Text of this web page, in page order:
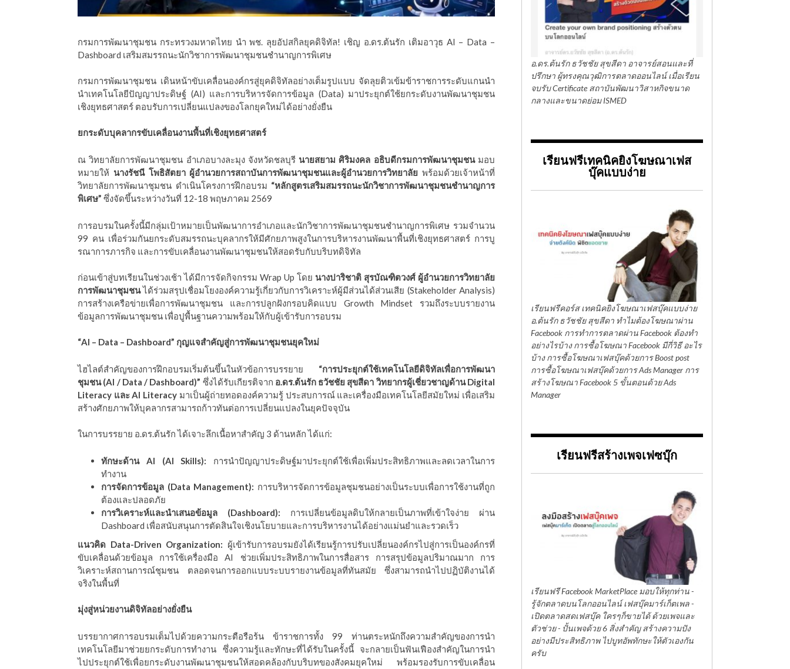
กรมการพัฒนาชุมชน กระทรวงมหาดไทย นำ พช. ลุยอัปสกิลยุคดิจิทัล! เชิญ อ.ดร.ต้นรัก เติมอาวุธ AI – Data –
Dashboard เสริมสมรรถนะนักวิชาการพัฒนาชุมชนชำนาญการพิเศษ
กรมการพัฒนาชุมชน เดินหน้าขับเคลื่อนองค์กรสู่ยุคดิจิทัลอย่างเต็มรูปแบบ จัดลุยติวเข้มข้าราชการระดับแกนนำ
นำเทคโนโลยีปัญญาประดิษฐ์ (AI) และการบริหารจัดการข้อมูล (Data) มาประยุกต์ใช้ยกระดับงานพัฒนาชุมชน
เชิงยุทธศาสตร์ ตอบรับการเปลี่ยนแปลงของโลกยุคใหม่ได้อย่างยั่งยืน
ยกระดับบุคลากรขับเคลื่อนงานพื้นที่เชิงยุทธศาสตร์
ณ วิทยาลัยการพัฒนาชุมชน อำเภอบางละมุง จังหวัดชลบุรี นายสยาม ศิริมงคล อธิบดีกรมการพัฒนาชุมชนมอบ
หมายให้ นางรัชนี โพธิสัตยา ผู้อำนวยการสถาบันการพัฒนาชุมชนและผู้อำนวยการวิทยาลัย พร้อมด้วยเจ้าหน้าที่
วิทยาลัยการพัฒนาชุมชน ดำเนินโครงการฝึกอบรม “หลักสูตรเสริมสมรรถนะนักวิชาการพัฒนาชุมชนชำนาญการ
พิเศษ” ซึ่งจัดขึ้นระหว่างวันที่ 12-18 พฤษภาคม 2569
การอบรมในครั้งนี้มีกลุ่มเป้าหมายเป็นพัฒนาการอำเภอและนักวิชาการพัฒนาชุมชนชำนาญการพิเศษ รวมจำนวน
99 คน เพื่อร่วมกันยกระดับสมรรถนะบุคลากรให้มีศักยภาพสูงในการบริหารงานพัฒนาพื้นที่เชิงยุทธศาสตร์ การบู
รณาการภารกิจ และการขับเคลื่อนงานพัฒนาชุมชนให้สอดรับกับบริบทดิจิทัล
ก่อนเข้าสู่บทเรียนในช่วงเช้า ได้มีการจัดกิจกรรม Wrap Up โดย นางปาริชาติ สุรบัณฑิตวงศ์ ผู้อำนวยการวิทยาลัย
การพัฒนาชุมชนได้ร่วมสรุปเชื่อมโยงองค์ความรู้เกี่ยวกับการวิเคราะห์ผู้มีส่วนได้ส่วนเสีย (Stakeholder Analysis)
การสร้างเครือข่ายเพื่อการพัฒนาชุมชน และการปลูกฝังกรอบคิดแบบ Growth Mindset รวมถึงระบบรายงาน
ข้อมูลการพัฒนาชุมชน เพื่อปูพื้นฐานความพร้อมให้กับผู้เข้ารับการอบรม
“AI – Data – Dashboard” กุญแจสำคัญสู่การพัฒนาชุมชนยุคใหม่
ไฮไลต์สำคัญของการฝึกอบรมเริ่มต้นขึ้นในหัวข้อการบรรยาย “การประยุกต์ใช้เทคโนโลยีดิจิทัลเพื่อการพัฒนา
ชุมชน (AI / Data / Dashboard)” ซึ่งได้รับเกียรติจาก อ.ดร.ต้นรัก ธวัชชัย สุขสีดา วิทยากรผู้เชี่ยวชาญด้าน Digital
Literacy และ AI Literacy มาเป็นผู้ถ่ายทอดองค์ความรู้ ประสบการณ์ และเครื่องมือเทคโนโลยีสมัยใหม่ เพื่อเสริม
สร้างศักยภาพให้บุคลากรสามารถก้าวทันต่อการเปลี่ยนแปลงในยุคปัจจุบัน
ในการบรรยาย อ.ดร.ต้นรัก ได้เจาะลึกเนื้อหาสำคัญ 3 ด้านหลัก ได้แก่:
ทักษะด้าน AI (AI Skills): การนำปัญญาประดิษฐ์มาประยุกต์ใช้เพื่อเพิ่มประสิทธิภาพและลดเวลาในการ
ทำงาน
การจัดการข้อมูล (Data Management): การบริหารจัดการข้อมูลชุมชนอย่างเป็นระบบเพื่อการใช้งานที่ถูก
ต้องและปลอดภัย
การวิเคราะห์และนำเสนอข้อมูล (Dashboard): การเปลี่ยนข้อมูลดิบให้กลายเป็นภาพที่เข้าใจง่าย ผ่าน
Dashboard เพื่อสนับสนุนการตัดสินใจเชิงนโยบายและการบริหารงานได้อย่างแม่นยำและรวดเร็ว
แนวคิด Data-Driven Organization: ผู้เข้ารับการอบรมยังได้เรียนรู้การปรับเปลี่ยนองค์กรไปสู่การเป็นองค์กรที่
ขับเคลื่อนด้วยข้อมูล การใช้เครื่องมือ AI ช่วยเพิ่มประสิทธิภาพในการสื่อสาร การสรุปข้อมูลปริมาณมาก การ
วิเคราะห์สถานการณ์ชุมชน ตลอดจนการออกแบบระบบรายงานข้อมูลที่ทันสมัย ซึ่งสามารถนำไปปฏิบัติงานได้
จริงในพื้นที่
มุ่งสู่หน่วยงานดิจิทัลอย่างยั่งยืน
บรรยากาศการอบรมเต็มไปด้วยความกระตือรือร้น ข้าราชการทั้ง 99 ท่านตระหนักถึงความสำคัญของการนำ
เทคโนโลยีมาช่วยยกระดับการทำงาน ซึ่งความรู้และทักษะที่ได้รับในครั้งนี้ จะกลายเป็นฟันเฟืองสำคัญในการนำ
ไปประยุกต์ใช้เพื่อยกระดับงานพัฒนาชุมชนให้สอดคล้องกับบริบทของสังคมยุคใหม่ พร้อมรองรับการขับเคลื่อน
อ.ดร.ต้นรัก ธวัชชัย สุขสีดา อาจารย์สอนและที่
ปรึกษา ผู้ทรงคุณวุฒิการตลาดออนไลน์ เมื่อเรียน
จบรับ Certificate สถาบันพัฒนาวิสาหกิจขนาด
กลางและขนาดย่อม ISMED
เรียนฟรีเทคนิคยิงโฆษณาเฟส
บุ๊คแบบง่าย
เรียนฟรีคอร์ส เทคนิคยิงโฆษณาเฟสบุ๊คแบบง่าย
อ.ต้นรัก ธวัชชัย สุขสีดา ทำไมต้องโฆษณาผ่าน
Facebook การทำการตลาดผ่าน Facebook ต้องทำ
อย่างไรบ้าง การซื้อโฆษณา Facebook มีกี่วิธี อะไร
บ้าง การซื้อโฆษณาเฟสบุ๊คด้วยการ Boost post
การซื้อโฆษณาเฟสบุ๊คด้วยการ Ads Manager การ
สร้างโฆษณา Facebook 5 ขั้นตอนด้วย Ads
Manager
เรียนฟรีสร้างเพจเฟซบุ๊ก
เรียนฟรี Facebook MarketPlace มอบให้ทุกท่าน -
รู้จักตลาดบนโลกออนไลน์ เฟสบุ๊คมาร์เก็ตเพล -
เปิดตลาดสดเฟสบุ๊ค ใครๆก็ขายได้ ด้วยเพจและ
ตัวช่วย - ปั้นเพจด้วย 6 สิ่งสำคัญ สร้างความปัง
อย่างมีประสิทธิภาพ ไปบูทอัพทักษะให้ตัวเองกัน
ครับ